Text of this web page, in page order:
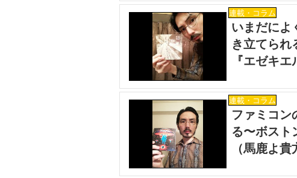
連載・コラム
いまだによ
き立てられ
『エゼキ
連載・コラム
ファミコン
る〜ボスト
（馬鹿よ